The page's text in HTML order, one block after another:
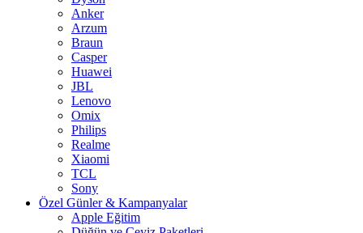
Anker
Arzum
Braun
Casper
Huawei
JBL
Lenovo
Omix
Philips
Realme
Xiaomi
TCL
Sony
Özel Günler & Kampanyalar
Apple Eğitim